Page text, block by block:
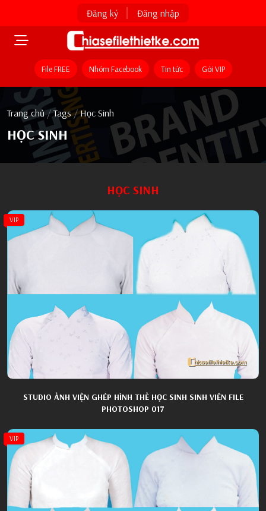
Đăng ký Đăng nhập
File FREE Nhóm Facebook Tin tức Gói VIP
Trang chủ / Tags / Học Sinh
HỌC SINH
HỌC SINH
VIP
STUDIO ẢNH VIỆN GHÉP HÌNH THẺ HỌC SINH SINH VIÊN FILE
PHOTOSHOP 017
VIP